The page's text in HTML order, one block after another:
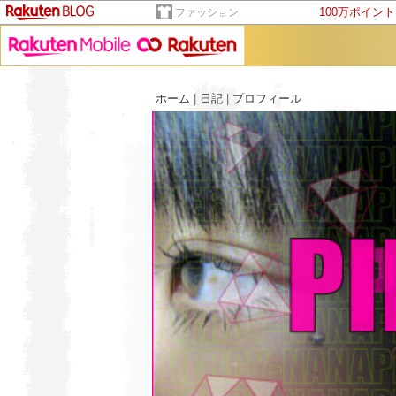
ファッション 100万ポイン
ホーム 日記 プロフィール